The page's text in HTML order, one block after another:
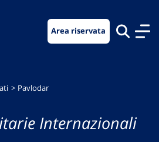
Area riservata
Pavlodar
Internazionali